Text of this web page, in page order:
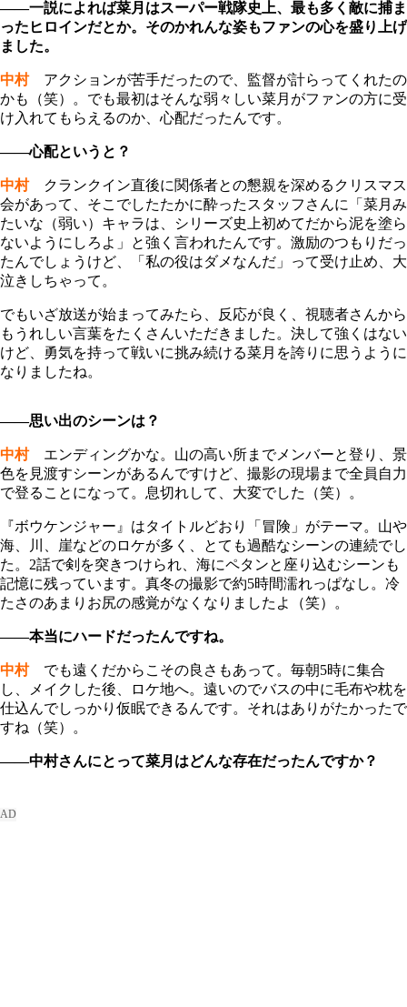
――一説によれば菜月はスーパー戦隊史上、最も多く敵に捕ま
ったヒロインだとか。そのかれんな姿もファンの心を盛り上げ
ました。
中村アクションが苦手だったので、監督が計らってくれたの
かも（笑）。でも最初はそんな弱々しい菜月がファンの方に受
け入れてもらえるのか、心配だったんです。
――心配というと？
中村クランクイン直後に関係者との懇親を深めるクリスマス
会があって、そこでしたたかに酔ったスタッフさんに「菜月み
たいな（弱い）キャラは、シリーズ史上初めてだから泥を塗ら
ないようにしろよ」と強く言われたんです。激励のつもりだっ
たんでしょうけど、「私の役はダメなんだ」って受け止め、大
泣きしちゃって。
でもいざ放送が始まってみたら、反応が良く、視聴者さんから
もうれしい言葉をたくさんいただきました。決して強くはない
けど、勇気を持って戦いに挑み続ける菜月を誇りに思うように
なりましたね。
――思い出のシーンは？
中村エンディングかな。山の高い所までメンバーと登り、景
色を見渡すシーンがあるんですけど、撮影の現場まで全員自力
で登ることになって。息切れして、大変でした（笑）。
『ボウケンジャー』はタイトルどおり「冒険」がテーマ。山や
海、川、崖などのロケが多く、とても過酷なシーンの連続でし
た。2話で剣を突きつけられ、海にペタンと座り込むシーンも
記憶に残っています。真冬の撮影で約5時間濡れっぱなし。冷
たさのあまりお尻の感覚がなくなりましたよ（笑）。
――本当にハードだったんですね。
中村でも遠くだからこその良さもあって。毎朝5時に集合
し、メイクした後、ロケ地へ。遠いのでバスの中に毛布や枕を
仕込んでしっかり仮眠できるんです。それはありがたかったで
すね（笑）。
――中村さんにとって菜月はどんな存在だったんですか？